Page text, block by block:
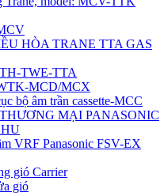
HÒA TRANE TTA GAS
TWE-TTA
MCD/MCX
bộ âm trần cassette-MCC
MẠI PANASONIC
VRF Panasonic FSV-EX
gió Carrier
gió